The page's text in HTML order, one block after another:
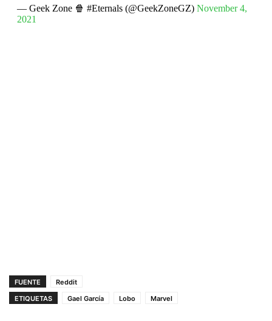
— Geek Zone 🍿 #Eternals (@GeekZoneGZ) November 4,
2021
FUENTE
Reddit
ETIQUETAS
Gael García Lobo Marvel